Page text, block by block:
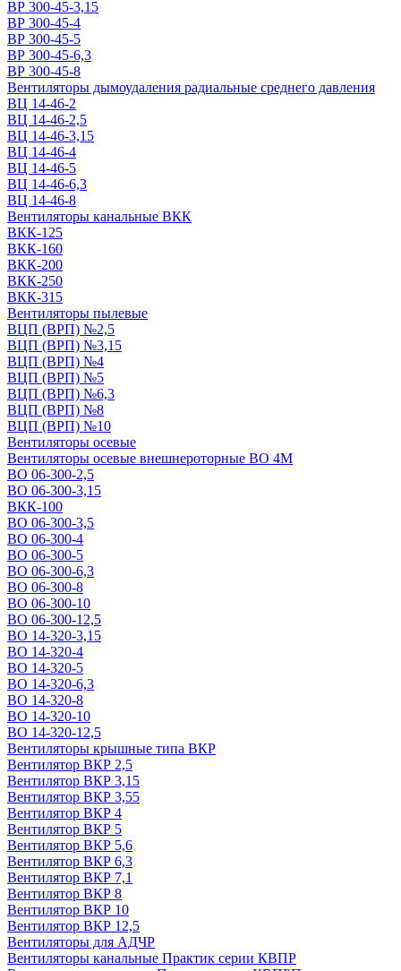
ВР 300-45-3,15
ВР 300-45-4
ВР 300-45-5
ВР 300-45-6,3
ВР 300-45-8
Вентиляторы дымоудаления радиальные среднего давления
ВЦ 14-46-2
ВЦ 14-46-2,5
ВЦ 14-46-3,15
ВЦ 14-46-4
ВЦ 14-46-5
ВЦ 14-46-6,3
ВЦ 14-46-8
Вентиляторы канальные ВКК
ВКК-125
ВКК-160
ВКК-200
ВКК-250
ВКК-315
Вентиляторы пылевые
ВЦП (ВРП) №2,5
ВЦП (ВРП) №3,15
ВЦП (ВРП) №4
ВЦП (ВРП) №5
ВЦП (ВРП) №6,3
ВЦП (ВРП) №8
ВЦП (ВРП) №10
Вентиляторы осевые
Вентиляторы осевые внешнероторные ВО 4М
ВО 06-300-2,5
ВО 06-300-3,15
ВКК-100
ВО 06-300-3,5
ВО 06-300-4
ВО 06-300-5
ВО 06-300-6,3
ВО 06-300-8
ВО 06-300-10
ВО 06-300-12,5
ВО 14-320-3,15
ВО 14-320-4
ВО 14-320-5
ВО 14-320-6,3
ВО 14-320-8
ВО 14-320-10
ВО 14-320-12,5
Вентиляторы крышные типа ВКР
Вентилятор ВКР 2,5
Вентилятор ВКР 3,15
Вентилятор ВКР 3,55
Вентилятор ВКР 4
Вентилятор ВКР 5
Вентилятор ВКР 5,6
Вентилятор ВКР 6,3
Вентилятор ВКР 7,1
Вентилятор ВКР 8
Вентилятор ВКР 10
Вентилятор ВКР 12,5
Вентиляторы для АДЧР
Вентиляторы канальные Практик серии КВПР